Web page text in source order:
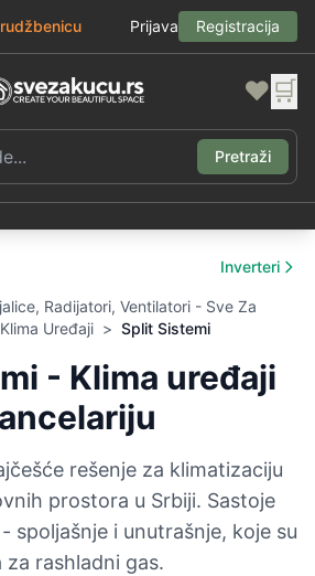
Prijava Registracija
❤️ 🛒
Pretraži
Inverteri
Radijatori, Ventilatori - Sve Za
Klima Uređaji > Split Sistemi
- Klima uređaji
rešenje za klimatizaciju
prostora u Srbiji. Sastoje
spoljašnje i unutrašnje, koje su
rashladni gas.